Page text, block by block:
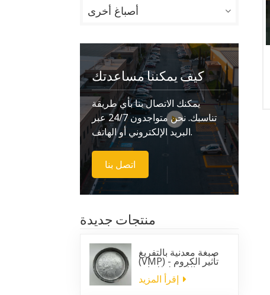
أصباغ أخرى
كيف يمكننا مساعدتك
يمكنك الاتصال بنا بأي طريقة
تناسبك. نحن متواجدون 24/7 عبر
البريد الإلكتروني أو الهاتف.
اتصل بنا
منتجات جديدة
صبغة معدنية بالتفريغ
(VMP) - تأثير الكروم
اللامع لطلاءات
السيارات إقرأ المزيد